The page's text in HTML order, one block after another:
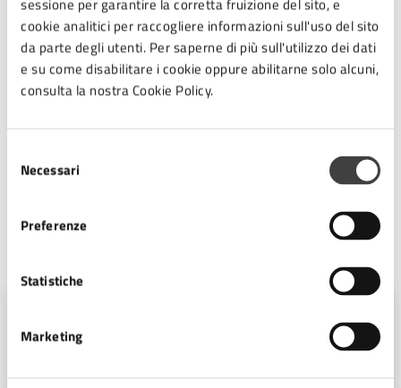
sessione per garantire la corretta fruizione del sito, e
cookie analitici per raccogliere informazioni sull'uso del sito
da parte degli utenti. Per saperne di più sull'utilizzo dei dati
e su come disabilitare i cookie oppure abilitarne solo alcuni,
consulta la nostra Cookie Policy.
delNecessari
Preferenze
Statistiche
Marketing
Abbiamo visto nuova consapevolezza e una forte
voglia di esprimersi sul mondo e sulle proprie
esperienze, oltre che di essere ascoltati. È stato un
percorso stimolante e necessario che intendiamo
una società più equa e libera per tutte e tutti”.